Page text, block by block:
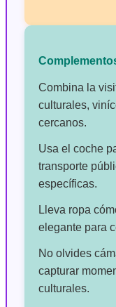
Combina la
culturales,
cercanos.
Usa el coche
transporte
específicas.
Lleva ropa
elegante para
No olvides
capturar
culturales.